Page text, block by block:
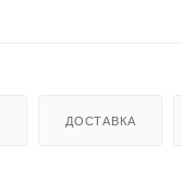
ДОСТАВКА